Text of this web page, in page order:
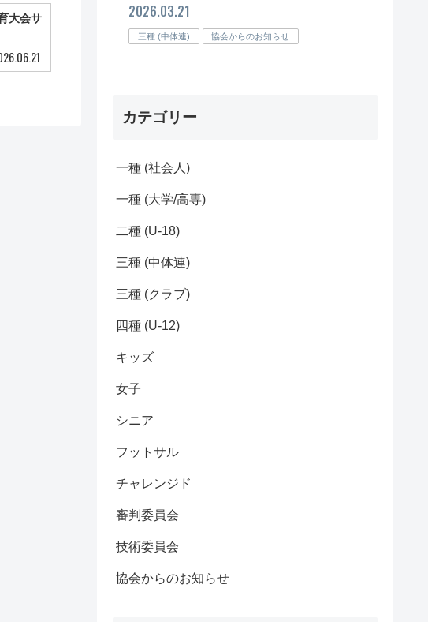
大会サ
2026.03.21
三種 (中体連) 協会からのお知らせ
カテゴリー
一種 (社会人)
一種 (大学/高専)
二種 (U-18)
三種 (中体連)
三種 (クラブ)
四種 (U-12)
キッズ
女子
シニア
フットサル
チャレンジド
審判委員会
技術委員会
協会からのお知らせ